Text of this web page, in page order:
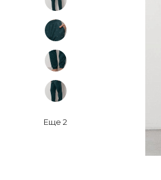
Еще 2